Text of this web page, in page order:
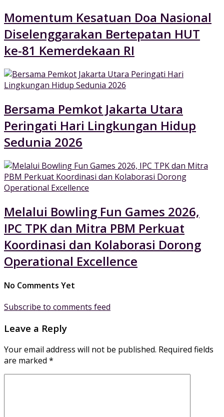
Momentum Kesatuan Doa Nasional
Diselenggarakan Bertepatan HUT
ke-81 Kemerdekaan RI
Bersama Pemkot Jakarta Utara
Peringati Hari Lingkungan Hidup
Sedunia 2026
Melalui Bowling Fun Games 2026,
IPC TPK dan Mitra PBM Perkuat
Koordinasi dan Kolaborasi Dorong
Operational Excellence
No Comments Yet
Subscribe to comments feed
Leave a Reply
Your email address will not be published. Required fields
are marked *